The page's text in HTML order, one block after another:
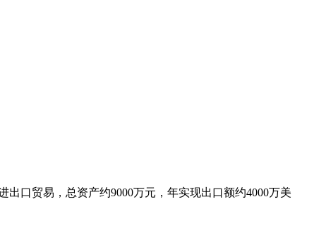
口贸易，总资产约9000万元，年实现出口额约4000万美